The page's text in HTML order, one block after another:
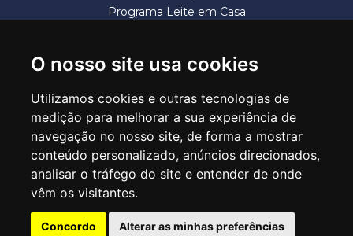
O nosso site usa cookies
Utilizamos cookies e outras tecnologias de
medição para melhorar a sua experiência de
navegação no nosso site, de forma a mostrar
conteúdo personalizado, anúncios direcionados,
analisar o tráfego do site e entender de onde
vêm os visitantes.
Concordo Alterar as minhas preferências
Programa Leite em Casa
SECRETARIA DE EDUCAÇÃO
Rua Claudino Barbosa, 313 - Macedo - Guarulhos/SP CEP 07113-040
Central de Atendimento: *55 11 2475-7300